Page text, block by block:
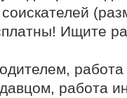
Ищите
работа